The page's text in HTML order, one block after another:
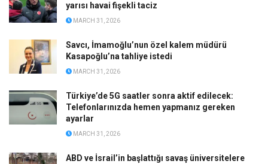
yarısı havai fişekli taciz
MARCH 31, 2026
Savcı, İmamoğlu’nun özel kalem müdürü
Kasapoğlu’na tahliye istedi
MARCH 31, 2026
Türkiye’de 5G saatler sonra aktif edilecek:
Telefonlarınızda hemen yapmanız gereken
ayarlar
MARCH 31, 2026
ABD ve İsrail’in başlattığı savaş üniversitelere